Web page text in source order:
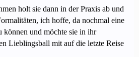
holt sie dann in der Praxis ab und
ich hoffe, da nochmal eine
und möchte sie in ihr
Lieblingsball mit auf die letzte Reise